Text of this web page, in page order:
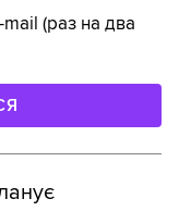
(раз на два